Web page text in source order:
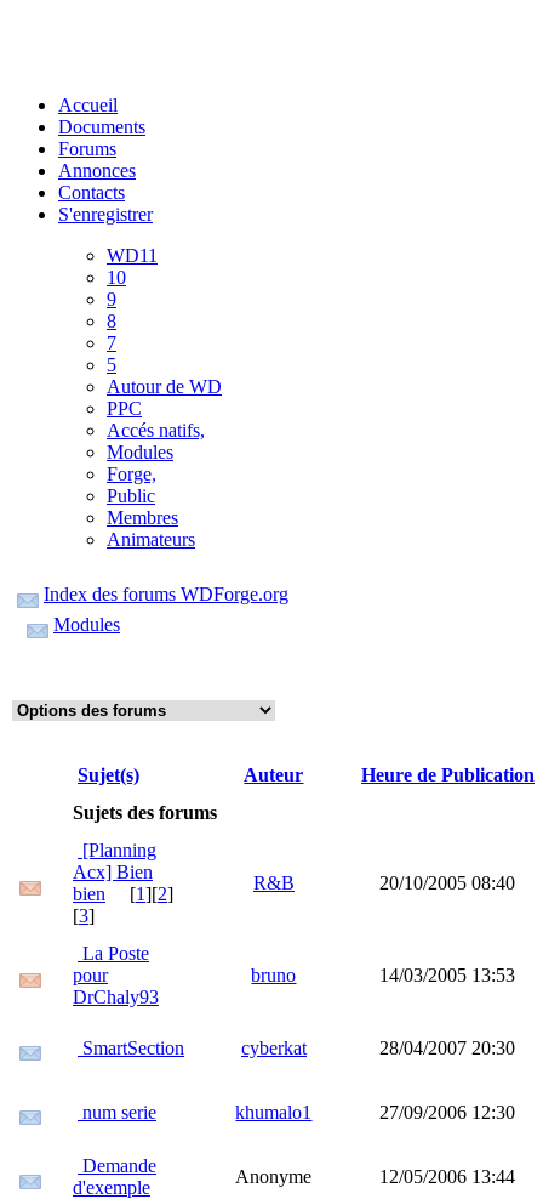
Accueil
Documents
Forums
Annonces
Contacts
S'enregistrer
WD11
10
9
8
7
5
Autour de WD
PPC
Accés natifs,
Modules
Forge,
Public
Membres
Animateurs
Index des forums WDForge.org
Modules
Sujet(s) Auteur
Heure de Publication
Sujets des forums
[Planning
Acx] Bien
bien
[1][2]
[3]
R&B 20/10/2005 08:40
La Poste
pour
DrChaly93
bruno 14/03/2005 13:53
SmartSection cyberkat 28/04/2007 20:30
num serie khumalo1 27/09/2006 12:30
Demande
d'exemple
Anonyme 12/05/2006 13:44